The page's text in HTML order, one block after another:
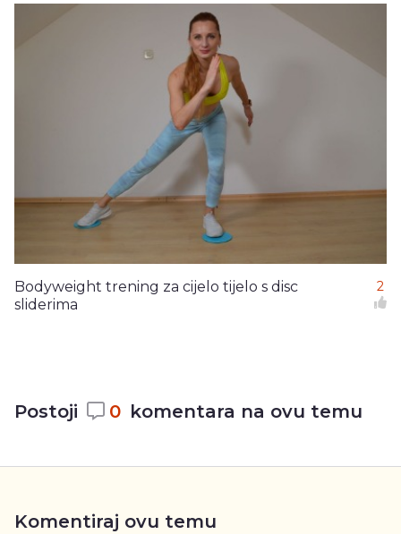
Bodyweight trening za cijelo tijelo s disc
sliderima
2
Postoji 0 komentara na ovu temu
Komentiraj ovu temu